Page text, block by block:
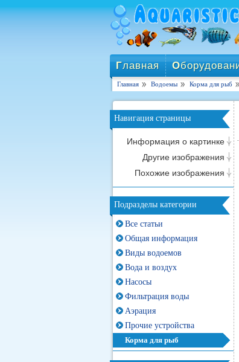
Главная О
Главная Водоемы Корма для рыб
Навигация страницы
Информация о картинке
Другие изображения
Похожие изображения
Подразделы категории
Все статьи
Общая информация
Виды водоемов
Вода и воздух
Насосы
Фильтрация воды
Аэрация
Прочие устройства
Корма для рыб